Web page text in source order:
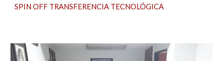
SPIN OFF TRANSFERENCIA TECNOLÓGICA